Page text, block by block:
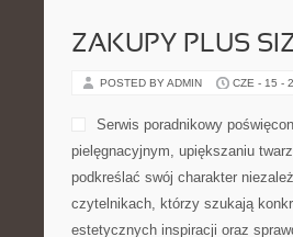
ZAKUPY PLUS
POSTED BY ADMIN CZE - 15 -
Serwis poradnikowy
pielęgnacyjnym, upiększaniu
podkreślać swój charakter
czytelnikach, którzy szukają
estetycznych inspiracji oraz